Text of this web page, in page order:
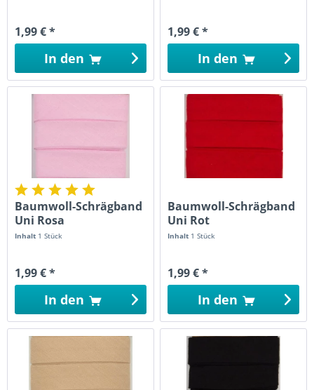
1,99 € *
In den
1,99 € *
In den
Baumwoll-Schrägband
Uni Rosa
Inhalt 1 Stück
1,99 € *
In den
Baumwoll-Schrägband
Uni Rot
Inhalt 1 Stück
1,99 € *
In den